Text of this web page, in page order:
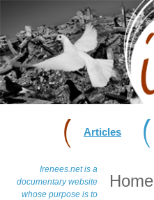
Articles
Irenees.net is a
documentary website
whose purpose is to
Home